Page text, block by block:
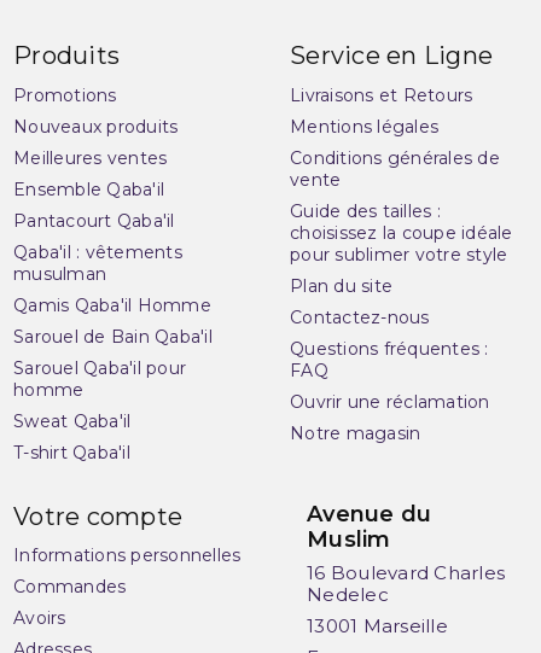
Produits
Promotions
Nouveaux produits
Meilleures ventes
Ensemble Qaba'il
Pantacourt Qaba'il
Qaba'il : vêtements
musulman
Qamis Qaba'il Homme
Sarouel de Bain Qaba'il
Sarouel Qaba'il pour
homme
Sweat Qaba'il
T-shirt Qaba'il
Service en Ligne
Livraisons et Retours
Mentions légales
Conditions générales de
vente
Guide des tailles :
choisissez la coupe idéale
pour sublimer votre style
Plan du site
Contactez-nous
Questions fréquentes :
FAQ
Ouvrir une réclamation
Notre magasin
Votre compte
Informations personnelles
Commandes
Avoirs
Avenue du
Muslim
16 Boulevard Charles
Nedelec
13001 Marseille